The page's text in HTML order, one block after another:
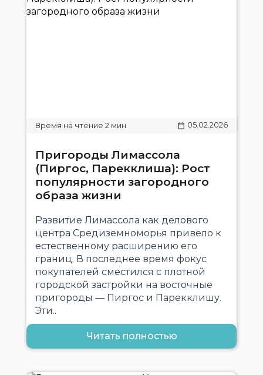
05.02.2026
Пригороды Лимассола
(Пиргос, Парекклиша): Рост
популярности загородного
образа жизни
Развитие Лимассола как делового
центра Средиземноморья привело к
естественному расширению его
границ. В последнее время фокус
покупателей сместился с плотной
городской застройки на восточные
пригороды — Пиргос и Парекклишу.
Эти..
Читать полностью